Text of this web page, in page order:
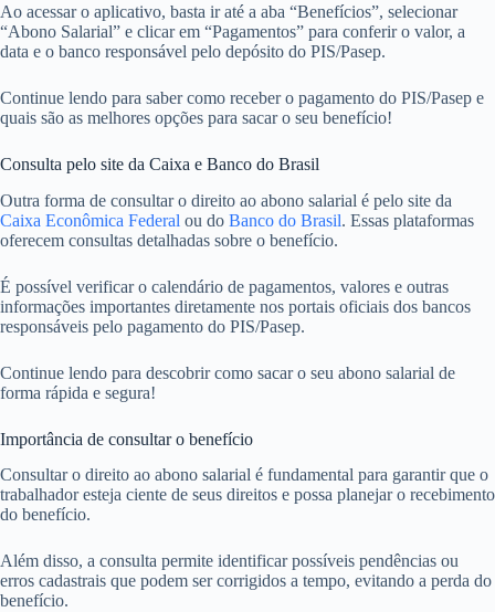
Ao acessar o aplicativo, basta ir até a aba “Benefícios”, selecionar
“Abono Salarial” e clicar em “Pagamentos” para conferir o valor, a
data e o banco responsável pelo depósito do PIS/Pasep.
Continue lendo para saber como receber o pagamento do PIS/Pasep e
quais são as melhores opções para sacar o seu benefício!
Consulta pelo site da Caixa e Banco do Brasil
Outra forma de consultar o direito ao abono salarial é pelo site da
Caixa Econômica Federal ou do Banco do Brasil. Essas plataformas
oferecem consultas detalhadas sobre o benefício.
É possível verificar o calendário de pagamentos, valores e outras
informações importantes diretamente nos portais oficiais dos bancos
responsáveis pelo pagamento do PIS/Pasep.
Continue lendo para descobrir como sacar o seu abono salarial de
forma rápida e segura!
Importância de consultar o benefício
Consultar o direito ao abono salarial é fundamental para garantir que o
trabalhador esteja ciente de seus direitos e possa planejar o recebimento
do benefício.
Além disso, a consulta permite identificar possíveis pendências ou
erros cadastrais que podem ser corrigidos a tempo, evitando a perda do
benefício.